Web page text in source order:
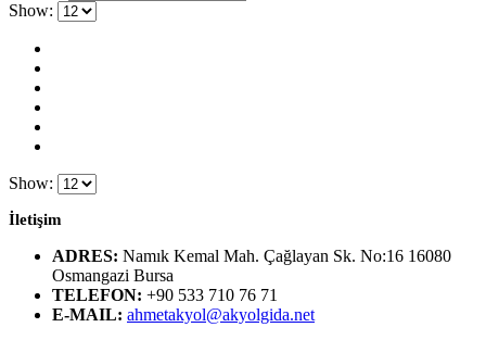
Show:
Show:
İletişim
ADRES: Namık Kemal Mah. Çağlayan Sk. No:16 16080
Osmangazi Bursa
TELEFON: +90 533 710 76 71
E-MAIL: ahmetakyol@akyolgida.net